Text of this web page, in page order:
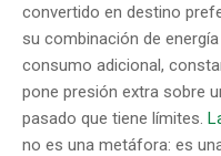
convertido en destino
su combinación de
consumo adicional,
pone presión extra sobre
pasado que tiene límites.
no es una metáfora: es